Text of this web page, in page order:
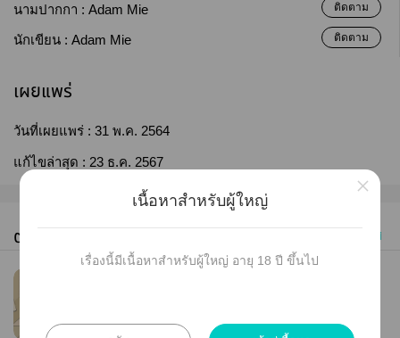
นามปากกา : Adam Mie ติดตาม
นักเขียน : Adam Mie ติดตาม
เผยแพร่
วันที่เผยแพร่ : 31 พ.ค. 2564
แก้ไขล่าสุด : 23 ธ.ค. 2567
ตอนทั้งหมด (5) เก่าไปใหม่
#1
เนื้อหาสำหรับผู้ใหญ่
เรื่องนี้มีเนื้อหาสำหรับผู้ใหญ่ อายุ 18 ปี ขึ้นไป
×